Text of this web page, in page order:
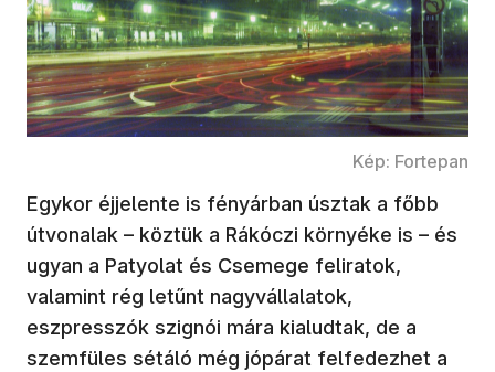
Kép: Fortepan
Egykor éjjelente is fényárban úsztak a főbb
útvonalak – köztük a Rákóczi környéke is – és
ugyan a Patyolat és Csemege feliratok,
valamint rég letűnt nagyvállalatok,
eszpresszók szignói mára kialudtak, de a
szemfüles sétáló még jópárat felfedezhet a